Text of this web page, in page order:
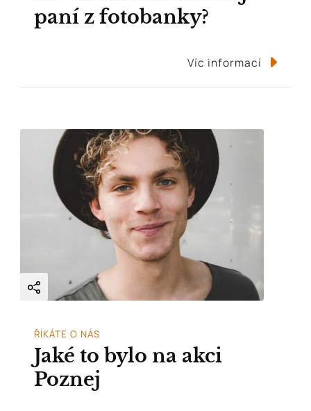
paní z fotobanky?
Víc informací
ŘÍKÁTE O NÁS
Jaké to bylo na akci
Poznej